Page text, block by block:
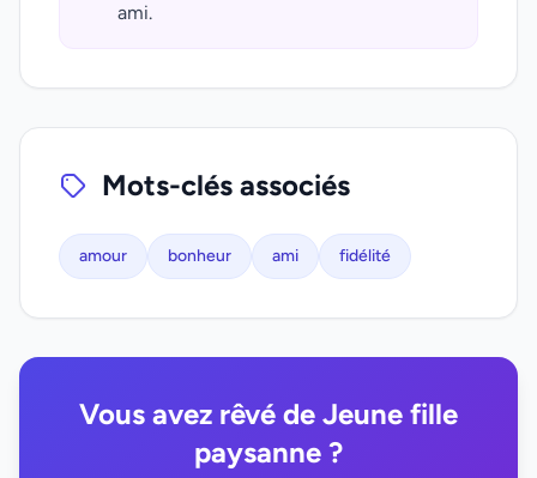
ami.
Mots-clés associés
amour bonheur ami fidélité
Vous avez rêvé de Jeune fille
paysanne ?